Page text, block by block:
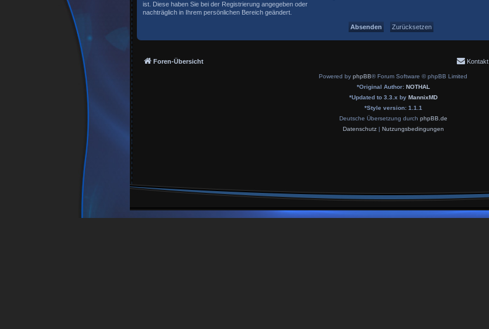
ist. Diese haben Sie bei der Registrierung angegeben oder
nachträglich in Ihrem persönlichen Bereich geändert.
Foren-Übersicht Kontakt
Powered by phpBB® Forum Software © phpBB Limited
*Original Author: NOTHAL
*Updated to 3.3.x by MannixMD
*Style version: 1.1.1
Deutsche Übersetzung durch phpBB.de
Datenschutz| Nutzungsbedingungen